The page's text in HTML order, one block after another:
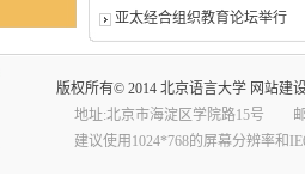
亚太经合组织教育论坛举行
版权所有© 2014 北京语言大学 网站建
地址:北京市海淀区学院路15号 邮
建议使用1024*768的屏幕分辨率和